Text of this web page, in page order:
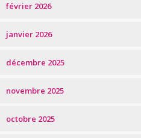
février 2026
janvier 2026
décembre 2025
novembre 2025
octobre 2025